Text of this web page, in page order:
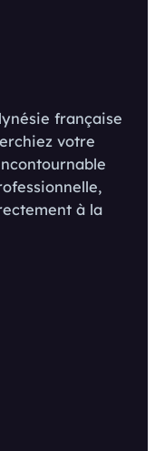
française
votre
à la